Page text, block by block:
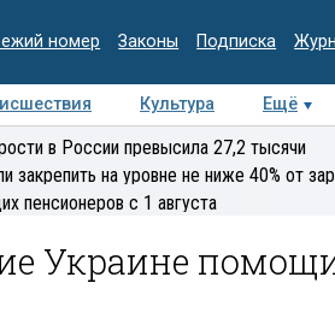
номер Законы Подписка
Культура Ещё
Интервью Колумнисты
в России превысила 27,2 тысячи
на уровне не ниже 40% от
пенсионеров с 1 августа
Украине